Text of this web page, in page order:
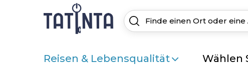
Reisen & Lebensqualität Wählen